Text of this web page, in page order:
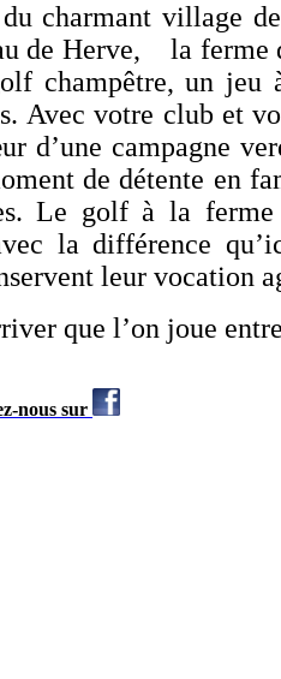
du charmant village
de Herve, la ferme
champêtre,un jeu
Avec votre club et
d’une campagne
de détente en
Le golf à la
la différence
leur vocation
que l’on joue
de la
nous sur